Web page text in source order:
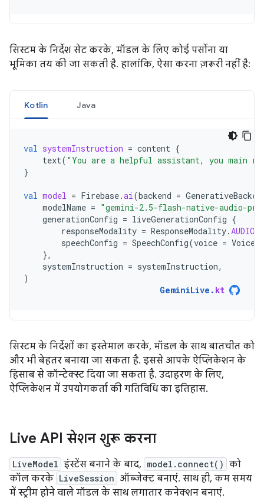
सिस्टम के निर्देश सेट करके, मॉडल के लिए कोई पर्सोना या
भूमिका तय की जा सकती है. हालांकि, ऐसा करना ज़रूरी नहीं है:
Kotlin Java
val systemInstruction = content {
text( "You are a helpful assistant, you
}
val model = Firebase.ai(backend =
modelName = "gemini-2.5-flash-native-audio-
generationConfig = liveGenerationConfig {
responseModality = ResponseModality.AUDIO
speechConfig = SpeechConfig(voice = Voice
},
systemInstruction = systemInstruction,
)
GeminiLive . kt
सिस्टम के निर्देशों का इस्तेमाल करके, मॉडल के साथ बातचीत को
और भी बेहतर बनाया जा सकता है. इससे आपके ऐप्लिकेशन के
हिसाब से कॉन्टेक्स्ट दिया जा सकता है. उदाहरण के लिए,
ऐप्लिकेशन में उपयोगकर्ता की गतिविधि का इतिहास.
Live API सेशन शुरू करना
LiveModel इंस्टेंस बनाने के बाद, model.connect() को
कॉल करके LiveSession ऑब्जेक्ट बनाएं. साथ ही, कम समय
में स्ट्रीम होने वाले मॉडल के साथ लगातार कनेक्शन बनाएं.